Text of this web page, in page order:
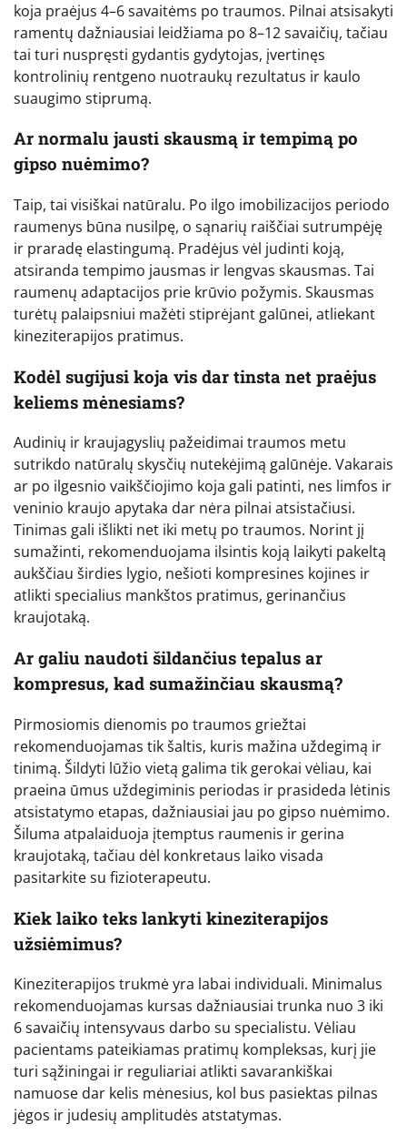
koja praėjus 4–6 savaitėms po traumos. Pilnai atsisakyti
ramentų dažniausiai leidžiama po 8–12 savaičių, tačiau
tai turi nuspręsti gydantis gydytojas, įvertinęs
kontrolinių rentgeno nuotraukų rezultatus ir kaulo
suaugimo stiprumą.
Ar normalu jausti skausmą ir tempimą po
gipso nuėmimo?
Taip, tai visiškai natūralu. Po ilgo imobilizacijos periodo
raumenys būna nusilpę, o sąnarių raiščiai sutrumpėję
ir praradę elastingumą. Pradėjus vėl judinti koją,
atsiranda tempimo jausmas ir lengvas skausmas. Tai
raumenų adaptacijos prie krūvio požymis. Skausmas
turėtų palaipsniui mažėti stiprėjant galūnei, atliekant
kineziterapijos pratimus.
Kodėl sugijusi koja vis dar tinsta net praėjus
keliems mėnesiams?
Audinių ir kraujagyslių pažeidimai traumos metu
sutrikdo natūralų skysčių nutekėjimą galūnėje. Vakarais
ar po ilgesnio vaikščiojimo koja gali patinti, nes limfos ir
veninio kraujo apytaka dar nėra pilnai atsistačiusi.
Tinimas gali išlikti net iki metų po traumos. Norint jį
sumažinti, rekomenduojama ilsintis koją laikyti pakeltą
aukščiau širdies lygio, nešioti kompresines kojines ir
atlikti specialius mankštos pratimus, gerinančius
kraujotaką.
Ar galiu naudoti šildančius tepalus ar
kompresus, kad sumažinčiau skausmą?
Pirmosiomis dienomis po traumos griežtai
rekomenduojamas tik šaltis, kuris mažina uždegimą ir
tinimą. Šildyti lūžio vietą galima tik gerokai vėliau, kai
praeina ūmus uždegiminis periodas ir prasideda lėtinis
atsistatymo etapas, dažniausiai jau po gipso nuėmimo.
Šiluma atpalaiduoja įtemptus raumenis ir gerina
kraujotaką, tačiau dėl konkretaus laiko visada
pasitarkite su fizioterapeutu.
Kiek laiko teks lankyti kineziterapijos
užsiėmimus?
Kineziterapijos trukmė yra labai individuali. Minimalus
rekomenduojamas kursas dažniausiai trunka nuo 3 iki
6 savaičių intensyvaus darbo su specialistu. Vėliau
pacientams pateikiamas pratimų kompleksas, kurį jie
turi sąžiningai ir reguliariai atlikti savarankiškai
namuose dar kelis mėnesius, kol bus pasiektas pilnas
jėgos ir judesių amplitudės atstatymas.